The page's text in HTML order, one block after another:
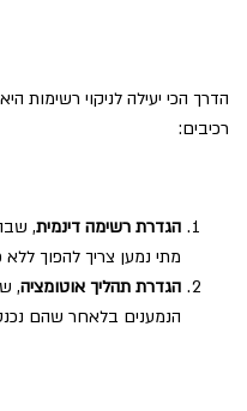
הדרך הכי יעילה לניקוי רשימות
רכיבים:
הגדרת רשימה דינמית,
מתי נמען צריך להפוך ללא
הגדרת תהליך אוטומציה,
הנמענים בלאחר שהם